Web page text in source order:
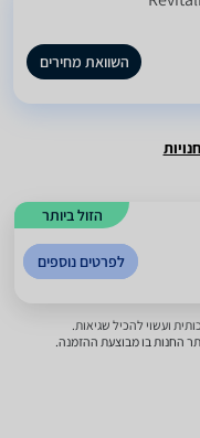
השוואת מחירים
הזול ביותר
לפרטים נוספים
ועשוי להכיל שגיאות.
החנות בו מבוצעת ההזמנה.